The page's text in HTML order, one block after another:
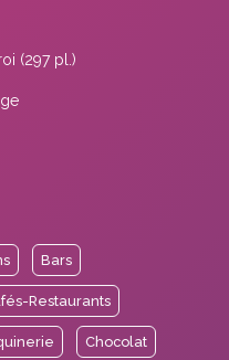
(297 pl.)
Bars
Restaurants
Chocolat